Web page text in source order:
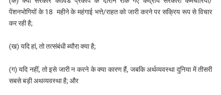
पेंशनभोगियों के 18 महीने के महंगाई भत्ते/राहत को जारी करने पर सक्रिय रूप से विचार
कर रही है;
(ख) यदि हां, तो तत्संबंधी ब्यौरा क्‍या है;
(ग) यदि नहीं, तो इसे जारी न करने के क्या कारण हैं, जबकि अर्थव्यवस्था दुनिया में तीसरी
सबसे बड़ी अथव्यवस्था है; और